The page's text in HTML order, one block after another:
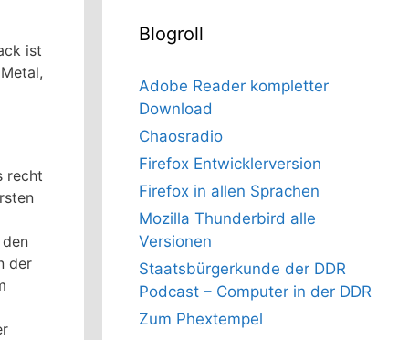
ist
recht
der
Blogroll
Adobe Reader kompletter
Download
Chaosradio
Firefox Entwicklerversion
Firefox in allen Sprachen
Mozilla Thunderbird alle
Versionen
Staatsbürgerkunde der DDR
Podcast – Computer in der DDR
Zum Phextempel